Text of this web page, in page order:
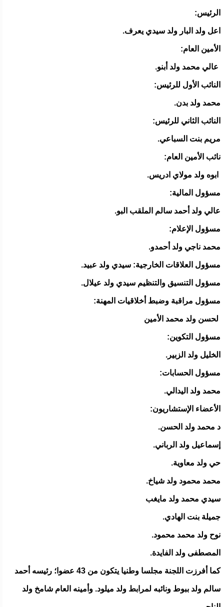
الرئيس:
اعل ولد البار ولد سيدي يعرف.
الأمين العام:
عالي محمد ولد أبنو.
النائب الأول للرئيس:
محمد ولد بدن.
النائب الثاني للرئيس:
مريم بنت السباعي.
نائب الأمين العام:
ابوه ولد مولاي ادريس.
مسؤول المالية:
عالي ولد أحمد سالم الملقب البو.
مسؤول الإعلام:
محمد ناجي ولد أحمدو.
مسؤول العلاقات الخارجية: سيدي ولد عبيد.
مسؤول التنسيق والتنظيم سيدي ولد عيلال.
مسؤول مراقبة وضبط أخلاقيات المهنة:
لحسن ولد محمد الأمين
مسؤول التكوين:
الخليل ولد الزبير.
مسؤول الحسابات:
محمد ولد اليدالي.
الأعضاء الإستشاريون:
د محمد ولد الحسن.
إسماعيل ولد الرباني.
حي ولد معاوية.
محمد محمود ولد شياخ.
سيدي محمد ولد مايغب
جميلة بنت الهادي.
نوح ولد محمد محمود.
المصطفى ولد الفايدة.
كما أفرزت اللجنة مجلسا وطنيا يتكون من 43 عضوا؛ رئيسه أحمد
سالم ولد ببوط ونائبه لمرابط ولد ميلود. وأمينه العام شامخ ولد